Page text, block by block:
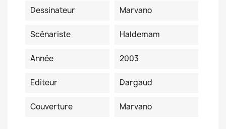
Dessinateur Marvano
Scénariste Haldemam
Année 2003
Editeur Dargaud
Couverture Marvano